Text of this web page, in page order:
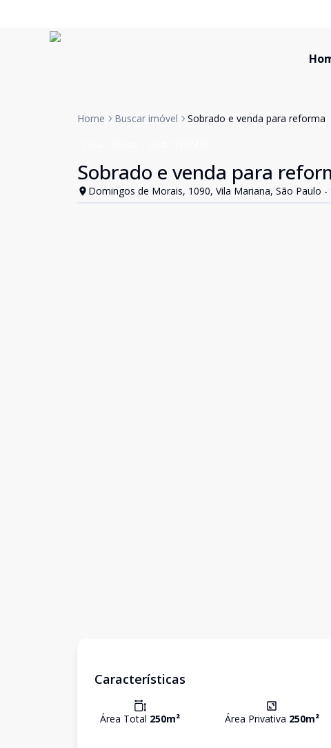
Home Buscar imóvel Sobrado e venda para reforma
Sobrado e venda para
Domingos de Morais, 1090, Vila Mariana, São Paulo -
Características
Área Total 250m² Área Privativa 250m²